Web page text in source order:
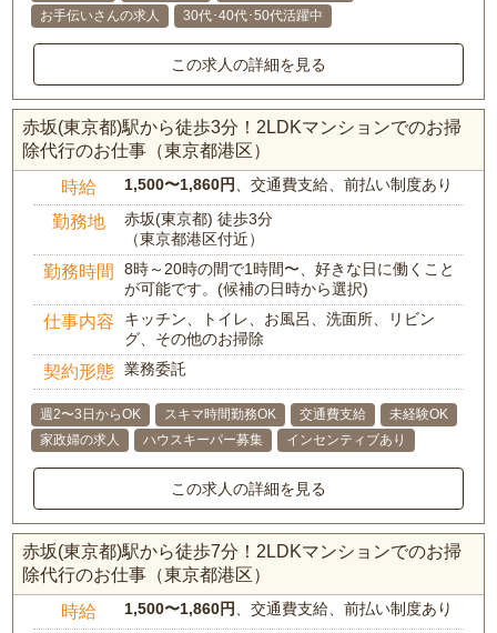
お手伝いさんの求人
30代･40代･50代活躍中
この求人の詳細を見る
赤坂(東京都)駅から徒歩3分！2LDKマンションでのお掃
除代行のお仕事（東京都港区）
時給 1,500〜1,860円、交通費支給、前払い制度あり
勤務地
赤坂(東京都) 徒歩3分
（東京都港区付近）
勤務時間
8時～20時の間で1時間〜、好きな日に働くこと
が可能です。(候補の日時から選択)
仕事内容
キッチン、トイレ、お風呂、洗面所、リビン
グ、その他のお掃除
契約形態 業務委託
週2〜3日からOK スキマ時間勤務OK 交通費支給
未経験OK
家政婦の求人
ハウスキーパー募集 インセンティブあり
この求人の詳細を見る
赤坂(東京都)駅から徒歩7分！2LDKマンションでのお掃
除代行のお仕事（東京都港区）
時給 1,500〜1,860円、交通費支給、前払い制度あり